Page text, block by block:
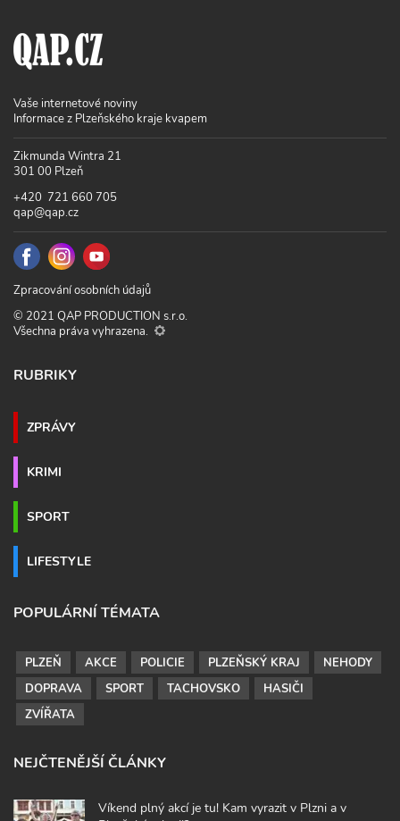
Vaše internetové noviny
Informace z Plzeňského kraje kvapem
Zikmunda Wintra 21
301 00 Plzeň
+420 721 660 705
qap@qap.cz
Zpracování osobních údajů
© 2021 QAP PRODUCTION s.r.o.
Všechna práva vyhrazena.
RUBRIKY
ZPRÁVY
KRIMI
SPORT
LIFESTYLE
POPULÁRNÍ TÉMATA
PLZEŇ AKCE POLICIE PLZEŇSKÝ KRAJ
NEHODY
DOPRAVA
SPORT TACHOVSKO
HASIČI
ZVÍŘATA
NEJČTENĚJŠÍ ČLÁNKY
Víkend plný akcí je tu! Kam vyrazit v Plzni a v